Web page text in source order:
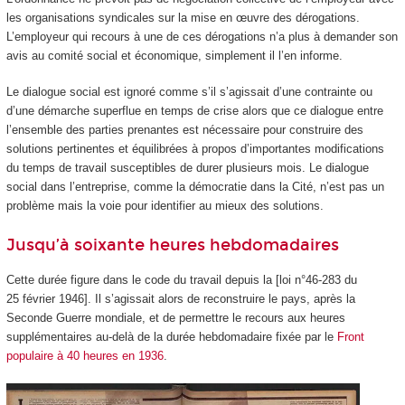
les organisations syndicales sur la mise en œuvre des dérogations.
L’employeur qui recours à une de ces dérogations n’a plus à demander son
avis au comité social et économique, simplement il l’en informe.
Le dialogue social est ignoré comme s’il s’agissait d’une contrainte ou
d’une démarche superflue en temps de crise alors que ce dialogue entre
l’ensemble des parties prenantes est nécessaire pour construire des
solutions pertinentes et équilibrées à propos d’importantes modifications
du temps de travail susceptibles de durer plusieurs mois. Le dialogue
social dans l’entreprise, comme la démocratie dans la Cité, n’est pas un
problème mais la voie pour identifier au mieux des solutions.
Jusqu’à soixante heures hebdomadaires
Cette durée figure dans le code du travail depuis la [loi n°46-283 du
25 février 1946]. Il s’agissait alors de reconstruire le pays, après la
Seconde Guerre mondiale, et de permettre le recours aux heures
supplémentaires au-delà de la durée hebdomadaire fixée par le Front
populaire à 40 heures en 1936.